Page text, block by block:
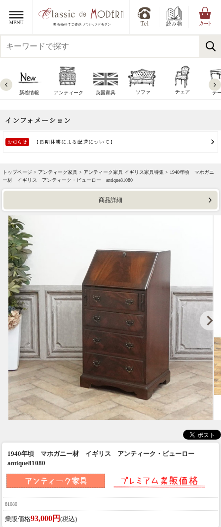
新着情報 アンティーク 英国家具 ソファ チェア テ
トップページ > アンティーク家具 > アンティーク家具 イギリス家具特集 > 1940年頃 マホガニ
ー材 イギリス アンティーク・ビューロー antique81080
商品詳細
1940年頃 マホガニー材 イギリス アンティーク・ビューロー
antique81080
81080
業販価格93,000円 (税込)